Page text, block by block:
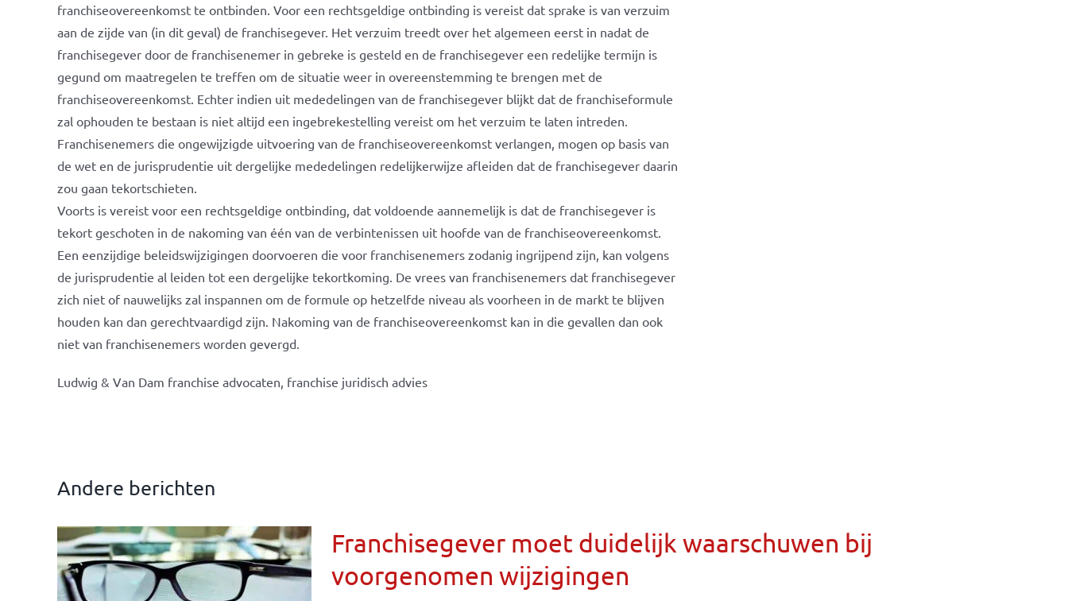
franchiseovereenkomst te ontbinden. Voor een rechtsgeldige ontbinding is vereist dat sprake is van verzuim
aan de zijde van (in dit geval) de franchisegever. Het verzuim treedt over het algemeen eerst in nadat de
franchisegever door de franchisenemer in gebreke is gesteld en de franchisegever een redelijke termijn is
gegund om maatregelen te treffen om de situatie weer in overeenstemming te brengen met de
franchiseovereenkomst. Echter indien uit mededelingen van de franchisegever blijkt dat de franchiseformule
zal ophouden te bestaan is niet altijd een ingebrekestelling vereist om het verzuim te laten intreden.
Franchisenemers die ongewijzigde uitvoering van de franchiseovereenkomst verlangen, mogen op basis van
de wet en de jurisprudentie uit dergelijke mededelingen redelijkerwijze afleiden dat de franchisegever daarin
zou gaan tekortschieten.
Voorts is vereist voor een rechtsgeldige ontbinding, dat voldoende aannemelijk is dat de franchisegever is
tekort geschoten in de nakoming van één van de verbintenissen uit hoofde van de franchiseovereenkomst.
Een eenzijdige beleidswijzigingen doorvoeren die voor franchisenemers zodanig ingrijpend zijn, kan volgens
de jurisprudentie al leiden tot een dergelijke tekortkoming. De vrees van franchisenemers dat franchisegever
zich niet of nauwelijks zal inspannen om de formule op hetzelfde niveau als voorheen in de markt te blijven
houden kan dan gerechtvaardigd zijn. Nakoming van de franchiseovereenkomst kan in die gevallen dan ook
niet van franchisenemers worden gevergd.
Ludwig & Van Dam franchise advocaten, franchise juridisch advies
Andere berichten
Franchisegever moet duidelijk waarschuwen bij
voorgenomen wijzigingen